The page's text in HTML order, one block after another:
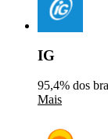
IG
95,4% dos
Mais